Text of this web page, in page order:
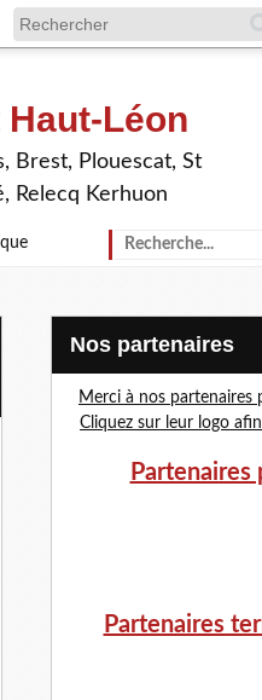
Léon
Brest, Plouescat, St
Relecq Kerhuon
Nos partenaires
Merci à nos partenaires
Cliquez sur leur logo
Partenaires
Partenaires